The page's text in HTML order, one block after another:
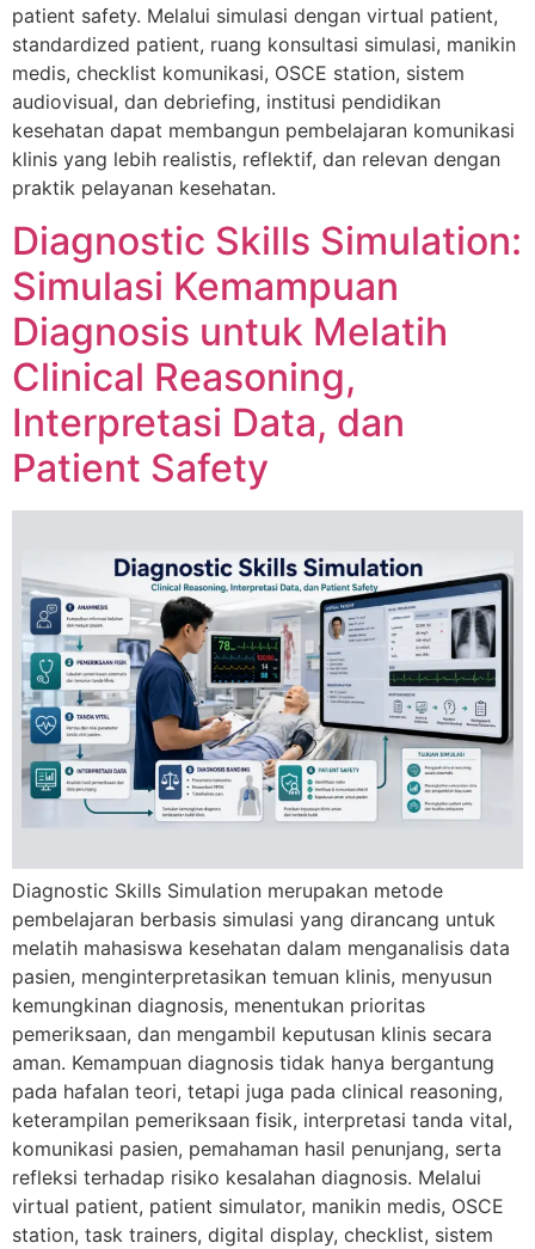
patient safety. Melalui simulasi dengan virtual patient,
standardized patient, ruang konsultasi simulasi, manikin
medis, checklist komunikasi, OSCE station, sistem
audiovisual, dan debriefing, institusi pendidikan
kesehatan dapat membangun pembelajaran komunikasi
klinis yang lebih realistis, reflektif, dan relevan dengan
praktik pelayanan kesehatan.
Diagnostic Skills Simulation:
Simulasi Kemampuan
Diagnosis untuk Melatih
Clinical Reasoning,
Interpretasi Data, dan
Patient Safety
Diagnostic Skills Simulation merupakan metode
pembelajaran berbasis simulasi yang dirancang untuk
melatih mahasiswa kesehatan dalam menganalisis data
pasien, menginterpretasikan temuan klinis, menyusun
kemungkinan diagnosis, menentukan prioritas
pemeriksaan, dan mengambil keputusan klinis secara
aman. Kemampuan diagnosis tidak hanya bergantung
pada hafalan teori, tetapi juga pada clinical reasoning,
keterampilan pemeriksaan fisik, interpretasi tanda vital,
komunikasi pasien, pemahaman hasil penunjang, serta
refleksi terhadap risiko kesalahan diagnosis. Melalui
virtual patient, patient simulator, manikin medis, OSCE
station, task trainers, digital display, checklist, sistem